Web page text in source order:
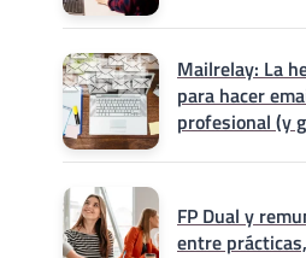
Mailrelay: La
para hacer
profesional (y
FP Dual y
entre